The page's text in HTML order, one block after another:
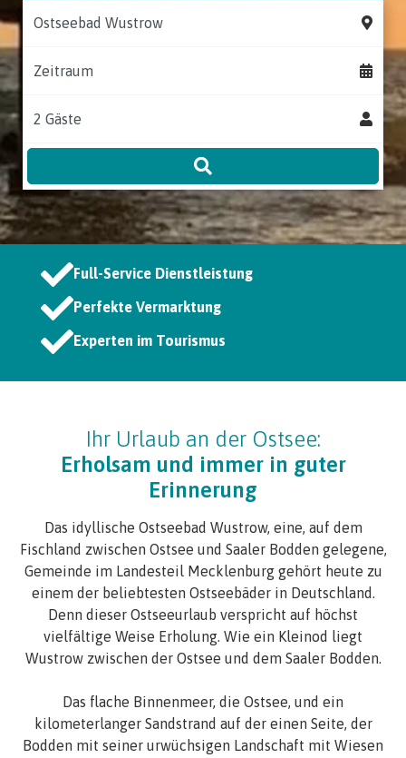
Zeitraum
Full-Service Dienstleistung
Perfekte Vermarktung
Experten im Tourismus
Ihr Urlaub an der Ostsee:
Erholsam und immer in guter
Erinnerung
Das idyllische Ostseebad Wustrow, eine, auf dem
Fischland zwischen Ostsee und Saaler Bodden gelegene,
Gemeinde im Landesteil Mecklenburg gehört heute zu
einem der beliebtesten Ostseebäder in Deutschland.
Denn dieser Ostseeurlaub verspricht auf höchst
vielfältige Weise Erholung. Wie ein Kleinod liegt
Wustrow zwischen der Ostsee und dem Saaler Bodden.
Das flache Binnenmeer, die Ostsee, und ein
kilometerlanger Sandstrand auf der einen Seite, der
Bodden mit seiner urwüchsigen Landschaft mit Wiesen